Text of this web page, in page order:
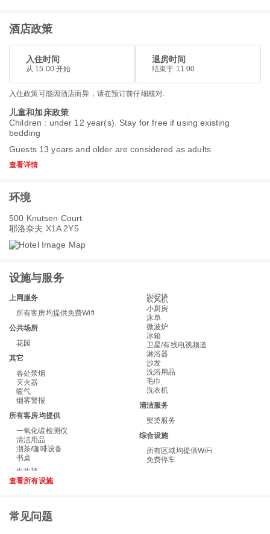
酒店政策
入住时间
从 15.00 开始
退房时间
结束于 11.00
入住政策可能因酒店而异，请在预订前仔细核对.
儿童和加床政策
Children : under 12 year(s). Stay for free if using existing
bedding
Guests 13 years and older are considered as adults
查看详情
环境
500 Knutsen Court
耶洛奈夫 X1A 2Y5
设施与服务
上网服务
所有客房均提供免费Wifi
公共场所
花园
其它
各处禁烟
灭火器
暖气
烟雾警报
所有客房均提供
一氧化碳检测仪
清洁用品
沏茶/咖啡设备
书桌
电热毯
吹风机
小厨房
床单
微波炉
冰箱
卫星/有线电视频道
淋浴器
沙发
洗浴用品
毛巾
洗衣机
清洁服务
熨烫服务
综合设施
所有区域均提供WiFi
免费停车
查看所有设施
常见问题